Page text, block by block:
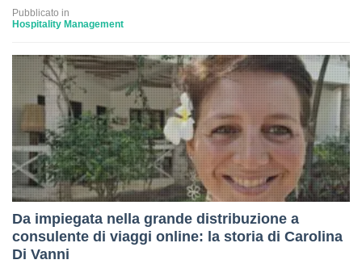
Pubblicato in
Hospitality Management
Da impiegata nella grande distribuzione a
consulente di viaggi online: la storia di Carolina
Di Vanni